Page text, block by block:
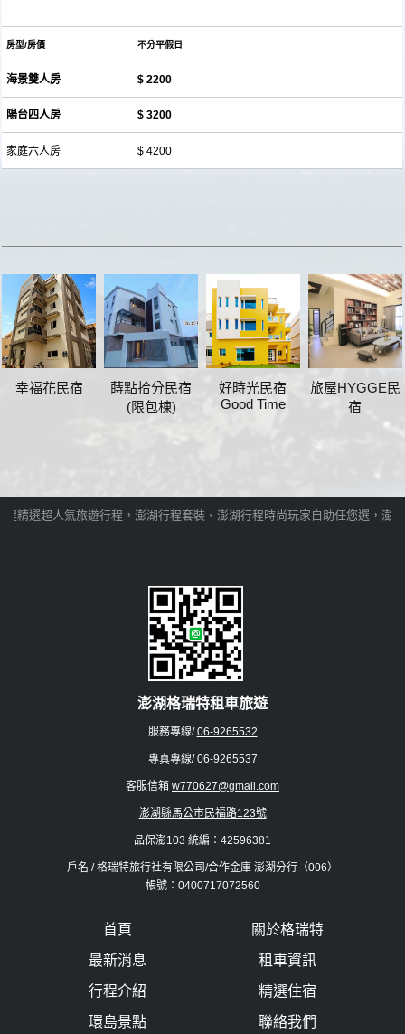
房型/房價 不分平假日
海景雙人房 $ 2200
陽台四人房 $ 3200
家庭六人房 $ 4200
幸福花民宿
蒔點拾分民宿
(限包棟)
好時光民宿
Good Time
旅屋HYGGE民
宿
程精選超人氣旅遊行程，澎湖行程套裝、澎湖行程時尚玩家自助任您選，澎
澎湖格瑞特租車旅遊
服務專線/06-9265532
專真專線/06-9265537
客服信箱 w770627@gmail.com
澎湖縣馬公市民福路123號
品保澎103 統編：42596381
戶名 / 格瑞特旅行社有限公司/合作金庫 澎湖分行（006）
帳號：0400717072560
首頁
關於格瑞特
最新消息
租車資訊
行程介紹
精選住宿
環島景點
聯絡我們